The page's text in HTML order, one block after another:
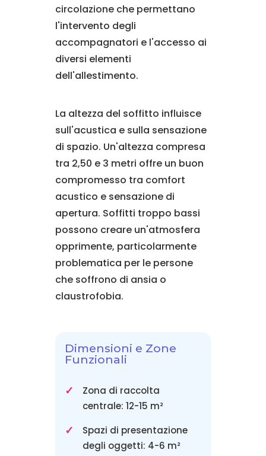
circolazione che permettano
l'intervento degli
accompagnatori e l'accesso ai
diversi elementi
dell'allestimento.
La altezza del soffitto influisce
sull'acustica e sulla sensazione
di spazio. Un'altezza compresa
tra 2,50 e 3 metri offre un buon
compromesso tra comfort
acustico e sensazione di
apertura. Soffitti troppo bassi
possono creare un'atmosfera
opprimente, particolarmente
problematica per le persone
che soffrono di ansia o
claustrofobia.
Dimensioni e Zone
Funzionali
Zona di raccolta
centrale: 12-15 m²
Spazi di presentazione
degli oggetti: 4-6 m²